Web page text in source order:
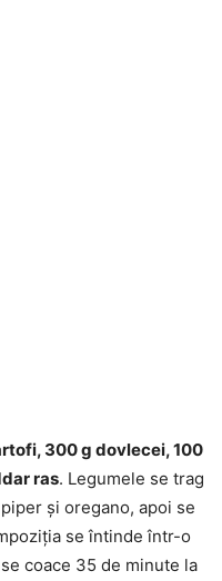
300 g dovlecei, 100
ras. Legumele se trag
și oregano, apoi se
se întinde într-o
coace 35 de minute la